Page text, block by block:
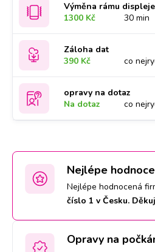
Výměna rámu displeje
1300 Kč
30 min
Záloha dat
390 Kč
co
opravy na dotaz
Na dotaz
co
Nejlépe
Nejlépe hodnocená
číslo 1 v Česku.
Opravy na